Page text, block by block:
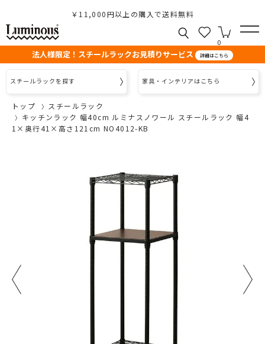
￥11,000円以上の購入で送料無料
0
法人様限定！スチールラックお見積りサービス 詳細はこちら
スチールラックを探す 家具・インテリアはこちら
トップ
スチールラック
キッチンラック 幅40cm ルミナスノワール スチールラック 幅4
1×奥行41×高さ121cm NO4012-KB